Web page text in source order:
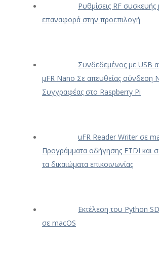
Ρυθμίσεις RF συσκευής
επαναφορά στην προεπιλογή
Συνδεδεμένος με USB
μFR Nano Σε απευθείας σύνδεση
Συγγραφέας στο Raspberry Pi
uFR Reader Writer σε
Προγράμματα οδήγησης FTDI και
τα δικαιώματα επικοινωνίας
Εκτέλεση του Python
σε macOS